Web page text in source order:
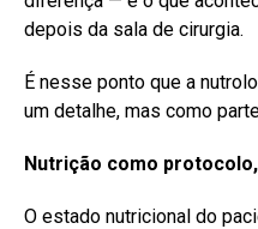
depois da sala de cirurgia.
É nesse ponto que a
um detalhe, mas como
Nutrição como
O estado nutricional do